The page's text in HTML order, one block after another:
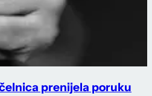
prenijela poruku